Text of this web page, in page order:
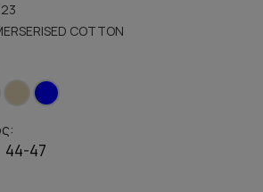
COTTON
44-47